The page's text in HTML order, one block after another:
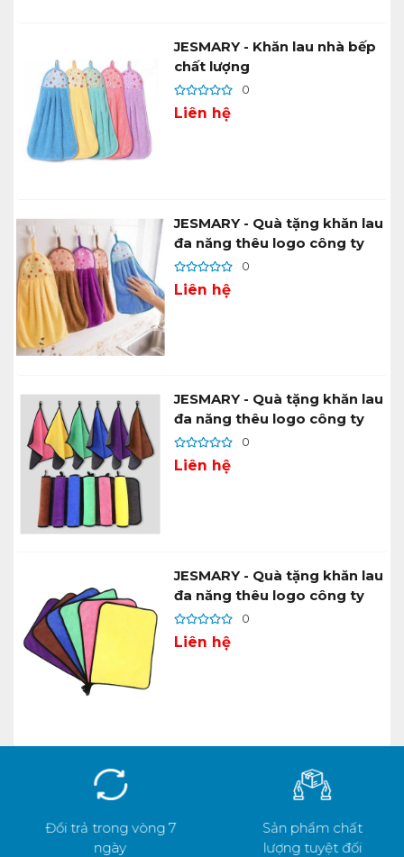
JESMARY - Khăn lau nhà bếp
chất lượng
0
Liên hệ
JESMARY - Quà tặng khăn lau
đa năng thêu logo công ty
0
Liên hệ
JESMARY - Quà tặng khăn lau
đa năng thêu logo công ty
0
Liên hệ
JESMARY - Quà tặng khăn lau
đa năng thêu logo công ty
0
Liên hệ
Đổi trả trong vòng 7
ngày
Sản phẩm chất
lượng tuyệt đối